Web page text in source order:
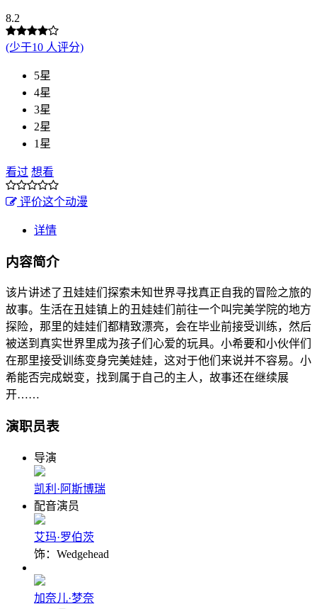
8.2
(少于10 人评分)
5星
4星
3星
2星
1星
看过 想看
评价这个动漫
详情
内容简介
该片讲述了丑娃娃们探索未知世界寻找真正自我的冒险之旅的
故事。生活在丑娃镇上的丑娃娃们前往一个叫完美学院的地方
探险，那里的娃娃们都精致漂亮，会在毕业前接受训练，然后
被送到真实世界里成为孩子们心爱的玩具。小希要和小伙伴们
在那里接受训练变身完美娃娃，这对于他们来说并不容易。小
希能否完成蜕变，找到属于自己的主人，故事还在继续展
开……
演职员表
导演
凯利·阿斯博瑞
配音演员
艾玛·罗伯茨
饰：Wedgehead
加奈儿·梦奈